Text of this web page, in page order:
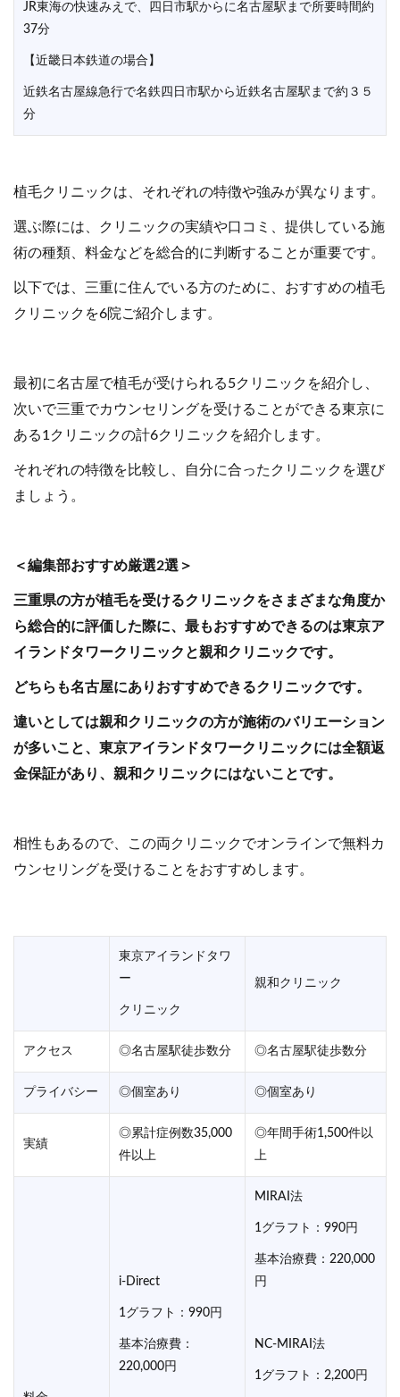
JR東海の快速みえで、四日市駅からに名古屋駅まで所要時間約
37分
【近畿日本鉄道の場合】
近鉄名古屋線急行で名鉄四日市駅から近鉄名古屋駅まで約３５
分
植毛クリニックは、それぞれの特徴や強みが異なります。
選ぶ際には、クリニックの実績や口コミ、提供している施
術の種類、料金などを総合的に判断することが重要です。
以下では、三重に住んでいる方のために、おすすめの植毛
クリニックを6院ご紹介します。
最初に名古屋で植毛が受けられる5クリニックを紹介し、
次いで三重でカウンセリングを受けることができる東京に
ある1クリニックの計6クリニックを紹介します。
それぞれの特徴を比較し、自分に合ったクリニックを選び
ましょう。
＜編集部おすすめ厳選2選＞
三重県の方が植毛を受けるクリニックをさまざまな角度か
ら総合的に評価した際に、最もおすすめできるのは東京ア
イランドタワークリニックと親和クリニックです。
どちらも名古屋にありおすすめできるクリニックです。
違いとしては親和クリニックの方が施術のバリエーション
が多いこと、東京アイランドタワークリニックには全額返
金保証があり、親和クリニックにはないことです。
相性もあるので、この両クリニックでオンラインで無料カ
ウンセリングを受けることをおすすめします。
東京アイランドタワ
ー
クリニック
親和クリニック
アクセス ◎名古屋駅徒歩数分 ◎名古屋駅徒歩数分
プライバシー ◎個室あり ◎個室あり
実績
◎累計症例数35,000
件以上
◎年間手術1,500件以
上
i-Direct
1グラフト：990円
基本治療費：
220,000円
MIRAI法
1グラフト：990円
基本治療費：220,000
円
NC-MIRAI法
1グラフト：2,200円